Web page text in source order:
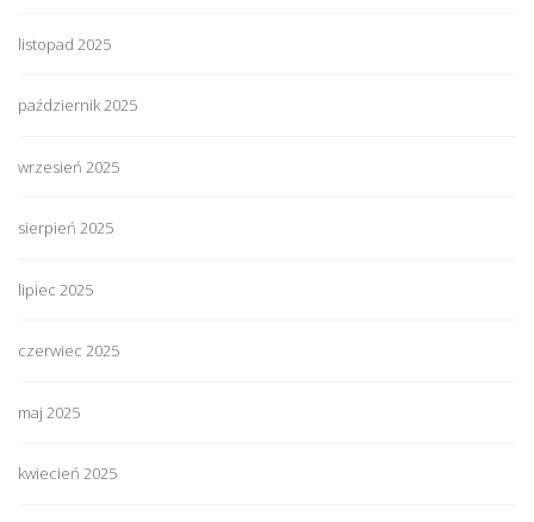
listopad 2025
październik 2025
wrzesień 2025
sierpień 2025
lipiec 2025
czerwiec 2025
maj 2025
kwiecień 2025